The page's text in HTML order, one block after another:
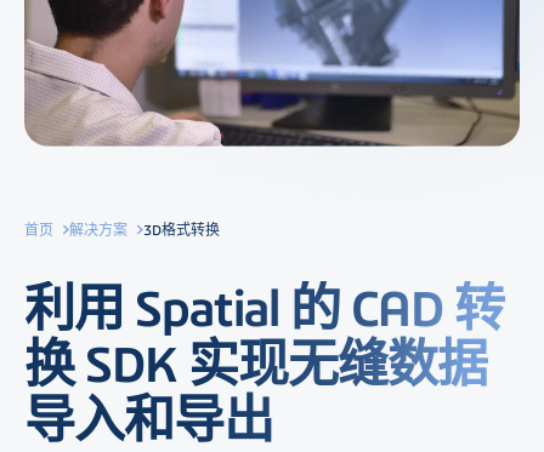
首页 解决方案 3D格式转换
利用 Spatial 的 CAD 转
换 SDK 实现无缝数据
导入和导出